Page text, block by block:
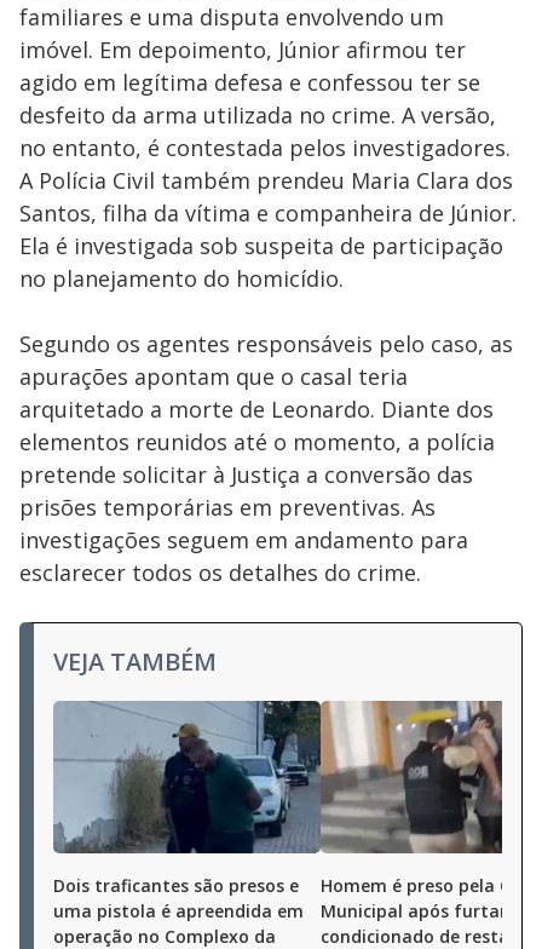
familiares e uma disputa envolvendo um
imóvel. Em depoimento, Júnior afirmou ter
agido em legítima defesa e confessou ter se
desfeito da arma utilizada no crime. A versão,
no entanto, é contestada pelos investigadores.
A Polícia Civil também prendeu Maria Clara dos
Santos, filha da vítima e companheira de Júnior.
Ela é investigada sob suspeita de participação
no planejamento do homicídio.
Segundo os agentes responsáveis pelo caso, as
apurações apontam que o casal teria
arquitetado a morte de Leonardo. Diante dos
elementos reunidos até o momento, a polícia
pretende solicitar à Justiça a conversão das
prisões temporárias em preventivas. As
investigações seguem em andamento para
esclarecer todos os detalhes do crime.
VEJA TAMBÉM
Dois traficantes são presos e
uma pistola é apreendida em
operação no Complexo da
Homem é preso pela
Municipal após furtar ar-
condicionado de